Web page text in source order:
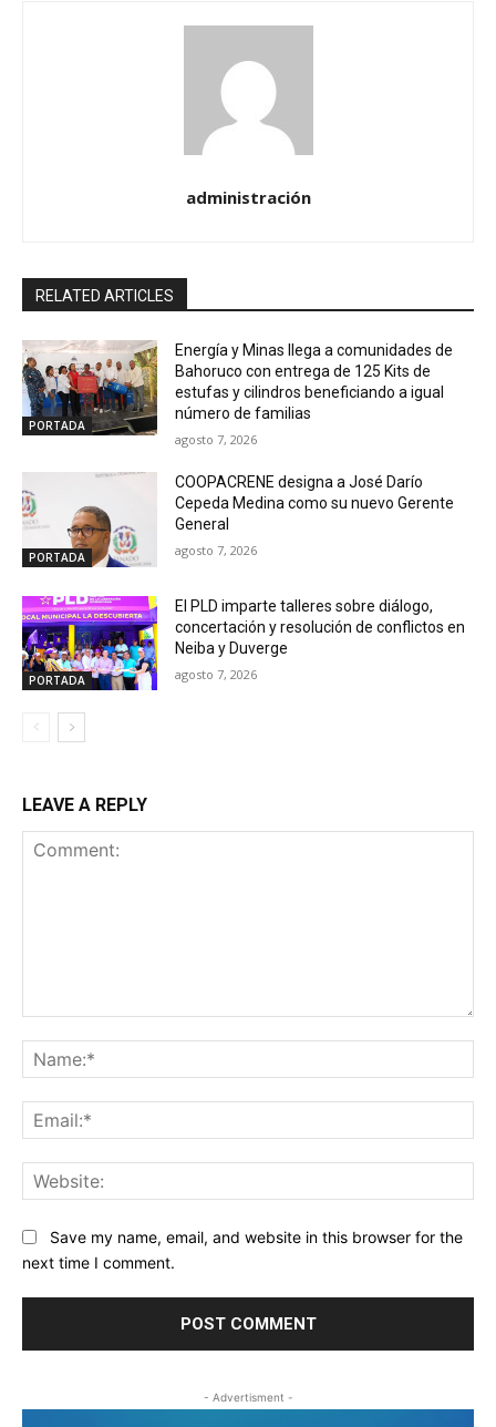
administración
RELATED ARTICLES
PORTADA
Energía y Minas llega a comunidades de
Bahoruco con entrega de 125 Kits de
estufas y cilindros beneficiando a igual
número de familias
agosto 7, 2026
PORTADA
COOPACRENE designa a José Darío
Cepeda Medina como su nuevo Gerente
General
agosto 7, 2026
PORTADA
El PLD imparte talleres sobre diálogo,
concertación y resolución de conflictos en
Neiba y Duverge
agosto 7, 2026
LEAVE A REPLY
Save my name, email, and website in this browser for the
next time I comment.
- Advertisment -